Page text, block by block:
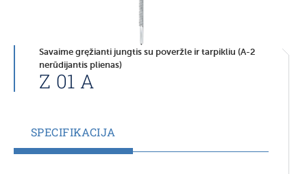
Savaime gręžianti jungtis su poveržle ir tarpikliu (A-2
nerūdijantis plienas)
Z 01 A
SPECIFIKACIJA